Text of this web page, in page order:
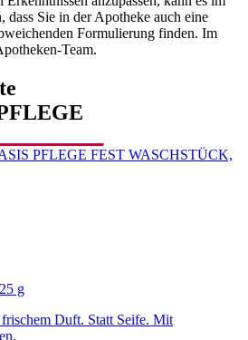
dass Sie in der Apotheke auch eine
Formulierung finden. Im
Team.
g
Duft. Statt Seife. Mit